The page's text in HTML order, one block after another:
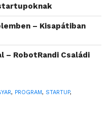
vezető út
tervezési,
és
– Kisapátiban
RobotRandi Családi
, PROGRAM, STARTUP,